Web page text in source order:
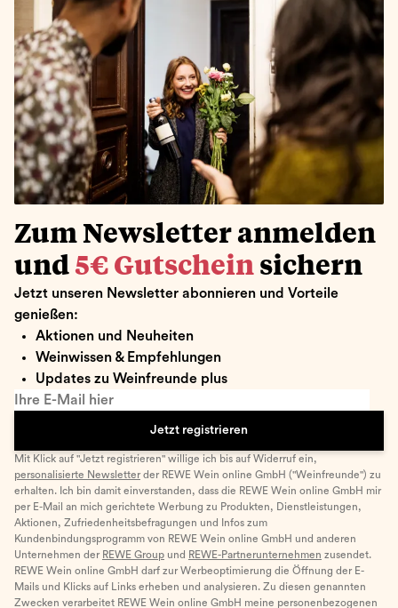
Zum Newsletter anmelden
und 5€ Gutschein sichern
Jetzt unseren Newsletter abonnieren und Vorteile
genießen:
Aktionen und Neuheiten
Weinwissen & Empfehlungen
Updates zu Weinfreunde plus
Ihre E-Mail hier
Jetzt registrieren
Mit Klick auf "Jetzt registrieren" willige ich bis auf Widerruf ein,
personalisierte Newsletter der REWE Wein online GmbH ("Weinfreunde") zu
erhalten. Ich bin damit einverstanden, dass die REWE Wein online GmbH mir
per E-Mail an mich gerichtete Werbung zu Produkten, Dienstleistungen,
Aktionen, Zufriedenheitsbefragungen und Infos zum
Kundenbindungsprogramm von REWE Wein online GmbH und anderen
Unternehmen der REWE Group und REWE-Partnerunternehmen zusendet.
REWE Wein online GmbH darf zur Werbeoptimierung die Öffnung der E-
Mails und Klicks auf Links erheben und analysieren. Zu diesen genannten
Zwecken verarbeitet REWE Wein online GmbH meine personenbezogenen